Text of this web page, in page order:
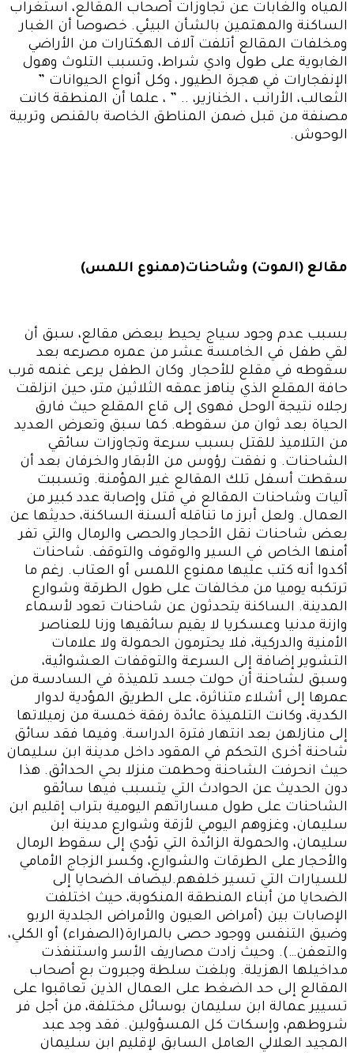
المياه والغابات عن تجاوزات أصحاب المقالع، استغراب
الساكنة والمهتمين بالشأن البيئي. خصوصا أن الغبار
ومخلفات المقالع أتلفت آلاف الهكتارات من الأراضي
الغابوية على طول وادي شراط، وتسبب التلوث وهول
الإنفجارات في هجرة الطيور ، وكل أنواع الحيوانات ”
الثعالب، الأرانب ، الخنازير، .. ” ، علما أن المنطقة كانت
مصنفة من قبل ضمن المناطق الخاصة بالقنص وتربية
الوحوش.
مقالع (الموت) وشاحنات(ممنوع اللمس)
بسبب عدم وجود سياج يحيط ببعض مقالع، سبق أن
لقي طفل في الخامسة عشر من عمره مصرعه بعد
سقوطه في مقلع للأحجار. وكان الطفل يرعى غنمه قرب
حافة المقلع الذي يناهز عمقه الثلاثين متر، حين انزلقت
رجلاه نتيجة الوحل فهوى إلى قاع المقلع حيث فارق
الحياة بعد ثوان من سقوطه. كما سبق وتعرض العديد
من التلاميذ للقتل بسبب سرعة وتجاوزات سائقي
الشاحنات. و نفقت رؤوس من الأبقار والخرفان بعد أن
سقطت أسفل تلك المقالع غير المؤمنة. وتسببت
آليات وشاحنات المقالع في قتل وإصابة عدد كبير من
العمال. ولعل أبرز ما تناقله ألسنة الساكنة، حديثها عن
بعض شاحنات نقل الأحجار والحصى والرمال والتي تفر
أمنها الخاص في السير والوقوف والتوقف. شاحنات
أكدوا أنه كتب عليها ممنوع اللمس أو العتاب. رغم ما
ترتكبه يوميا من مخالفات على طول الطرقة وشوارع
المدينة. الساكنة يتحدثون عن شاحنات تعود لأسماء
وازنة مدنيا وعسكريا لا يقيم سائقيها وزنا للعناصر
الأمنية والدركية، فلا يحترمون الحمولة ولا علامات
التشوير إضافة إلى السرعة والتوقفات العشوائية،
وسبق لشاحنة أن حولت جسد تلميذة في السادسة من
عمرها إلى أشلاء متناثرة، على الطريق المؤدية لدوار
الكدية، وكانت التلميذة عائدة رفقة خمسة من زميلاتها
إلى منازلهن بعد انتهار فترة الدراسة. وفيما فقد سائق
شاحنة أخرى التحكم في المقود داخل مدينة ابن سليمان
حيث انحرفت الشاحنة وحطمت منزلا بحي الحدائق. هذا
دون الحديث عن الحوادث التي يتسبب فيها سائقو
الشاحنات على طول مساراتهم اليومية بتراب إقليم ابن
سليمان، وغزوهم اليومي لأزقة وشوارع مدينة ابن
سليمان، والحمولة الزائدة التي تؤدي إلى سقوط الرمال
والأحجار على الطرقات والشوارع، وكسر الزجاج الأمامي
للسيارات التي تسير خلفهم.ليضاف الضحايا إلى
الضحايا من أبناء المنطقة المنكوبة، حيث اختلفت
الإصابات بين (أمراض العيون والأمراض الجلدية الربو
وضيق التنفس ووجود حصى بالمرارة(الصفراء) أو الكلي،
والتعفن…). وحيث زادت مصاريف الأسر واستنفذت
مداخيلها الهزيلة. وبلغت سلطة وجبروت بع أصحاب
المقالع إلى حد الضغط على العمال الذين تعاقبوا على
تسيير عمالة ابن سليمان بوسائل مختلفة، من أجل فر
شروطهم، وإسكات كل المسؤولين. فقد وجد عبد
المجيد العلالي العامل السابق لإقليم ابن سليمان